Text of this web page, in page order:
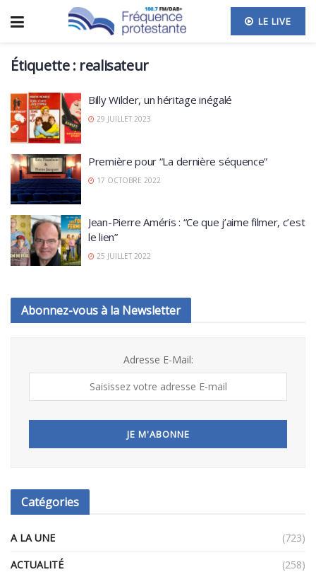
LE LIVE
Étiquette : realisateur
Billy Wilder, un héritage inégalé
29 JUILLET 2023
Première pour “La dernière séquence”
17 OCTOBRE 2022
Jean-Pierre Améris : “Ce que j’aime filmer, c’est
le lien”
25 JUILLET 2022
Abonnez-vous à la Newsletter
Adresse E-Mail:
Catégories
A LA UNE
(723)
ACTUALITÉ
(258)